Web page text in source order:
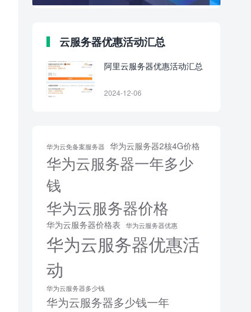
云服务器优惠活动汇总
阿里云服务器优惠活动汇总
2024-12-06
华为云免备案服务器 华为云服务器2核4G价格
华为云服务器一年多少
钱
华为云服务器价格
华为云服务器价格表 华为云服务器优惠
华为云服务器优惠活
动
华为云服务器多少钱
华为云服务器多少钱一年